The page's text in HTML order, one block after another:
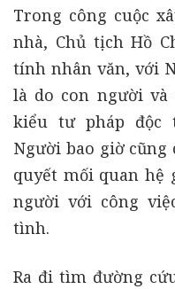
Trong công cuộc
nhà, Chủ tịch Hồ
tính nhân văn, với
là do con người
kiểu tư pháp độc
Người bao giờ
quyết mối quan hệ
người với công
tình.
Ra đi tìm đường